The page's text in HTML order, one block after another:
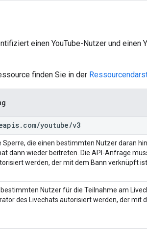
einen YouTube-Nutzer und einen
finden Sie in der
. com/youtube/v3
Sperre, die einen bestimmten Nutzer daran
dann wieder beitreten. Die API-Anfrage
werden, der mit dem Bann verknüpft ist.
Nutzer für die Teilnahme am
des Livechats autorisiert werden, der mit